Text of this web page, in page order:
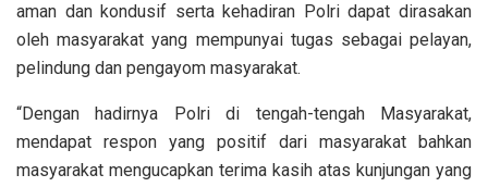
aman dan kondusif serta kehadiran Polri dapat dirasakan
oleh masyarakat yang mempunyai tugas sebagai pelayan,
pelindung dan pengayom masyarakat.
“Dengan hadirnya Polri di tengah-tengah Masyarakat,
mendapat respon yang positif dari masyarakat bahkan
masyarakat mengucapkan terima kasih atas kunjungan yang